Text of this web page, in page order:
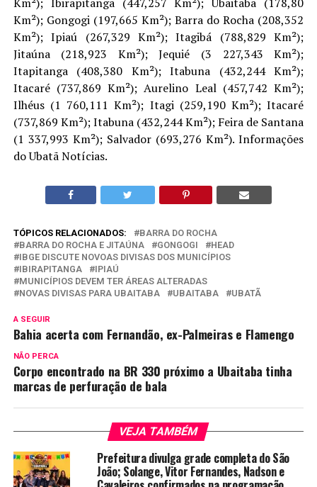
Km²); Gongogi (197,665 Km²); Barra do Rocha (208,352
Km²); Ipiaú (267,329 Km²); Itagibá (788,829 Km²);
Jitaúna (218,923 Km²); Jequié (3 227,343 Km²);
Itapitanga (408,380 Km²); Itabuna (432,244 Km²);
Itacaré (737,869 Km²); Aurelino Leal (457,742 Km²);
Ilhéus (1 760,111 Km²); Itagi (259,190 Km²); Itacaré
(737,869 Km²); Itabuna (432,244 Km²); Feira de Santana
(1 337,993 Km²); Salvador (693,276 Km²). Informações
do Ubatã Notícias.
TÓPICOS RELACIONADOS:
BARRA DO ROCHA
BARRA DO ROCHA E JITAÚNA
GONGOGI
HEAD
IBGE DISCUTE NOVOAS DIVISAS DOS MUNICÍPIOS
IBIRAPITANGA
IPIAÚ
MUNICÍPIOS DEVEM TER ÁREAS ALTERADAS
NOVAS DIVISAS PARA UBAITABA
UBAITABA UBATÃ
A SEGUIR
Bahia acerta com Fernandão, ex-Palmeiras e Flamengo
NÃO PERCA
Corpo encontrado na BR 330 próximo a Ubaitaba tinha
marcas de perfuração de bala
VEJA TAMBÉM
Prefeitura divulga grade completa do São
João; Solange, Vitor Fernandes, Nadson e